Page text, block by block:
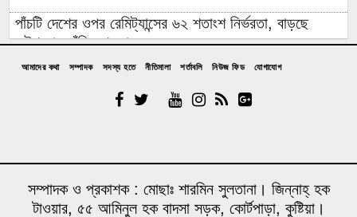
পাঁচটি দেশের ওপর রেমিট্যান্সের ৬২ শতাংশ নির্ভরতা, বাড়ছে
কৌশলগত ঝুঁকির শঙ্কা
কওমি মাদ্রাসার শিক্ষার্থী বলৎকার
ফের পিছিয়ে গেল রূপপুরের উৎপাদনের যাত্রা: আগস্টে জাতীয়
বিনা আমন্ত্রণেই বিদেশে যাবার পথে দিল্লি থেকে ঘুরে যেতে
১৪ বছরের মধ্যে সর্বনিম্ন বৈদেশিক ঋণের প্রতিশ্রুতি পেল
আমাদের কথা সম্পাদক সদস্য হতে নীতিমালা শর্তাবলি নিউজ ফিড যোগাযোগ
সম্পাদক ও প্রকাশক : মোছাঃ শারমিন সুলতানা। জিন্নাহ্ হক
টাওয়ার, ৫৫ আমিনুল হক বাদসা সড়ক, কোর্টপাড়া, কুষ্টিয়া।